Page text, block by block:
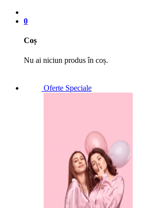
0
Coș
Nu ai niciun produs în coș.
Oferte Speciale